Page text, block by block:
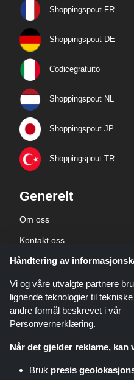
Shoppingspout FR
Shoppingspout DE
Codicegratuito
Shoppingspout NL
Shoppingspout JP
Shoppingspout TR
Generelt
Om oss
Kontakt oss
Bedriftsinformasjon
personvernerklæring
Shoppingspout.com/no er et
kuponger. Disse tilbudene eller
Håndtering av
Vi og våre utvalgte partnere
lignende teknologier til
andre formål beskrevet i vår
Personvernerklæring.
Når det gjelder reklame,
Bruk presis